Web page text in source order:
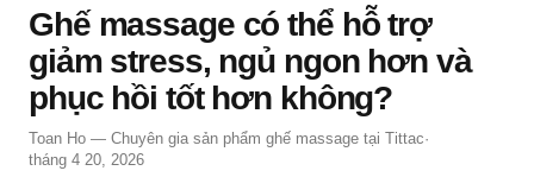
Ghế massage có thể hỗ trợ
giảm stress, ngủ ngon hơn và
phục hồi tốt hơn không?
Toan Ho — Chuyên gia sản phẩm ghế massage tại Tittac·
tháng 4 20, 2026